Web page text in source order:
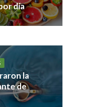
día
la
de